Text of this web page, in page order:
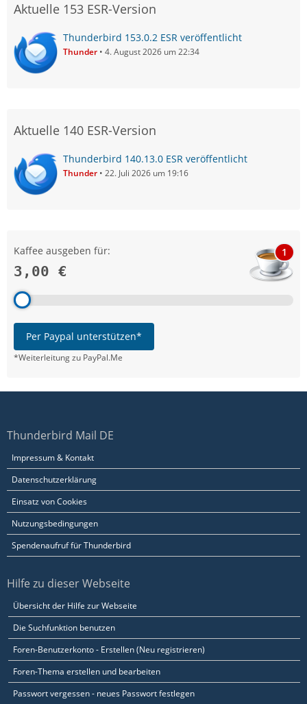
Aktuelle 153 ESR-Version
Thunderbird 153.0.2 ESR veröffentlicht
Thunder 4. August 2026 um 22:34
Aktuelle 140 ESR-Version
Thunderbird 140.13.0 ESR veröffentlicht
Thunder 22. Juli 2026 um 19:16
Kaffee ausgeben für:
3,00 €
1
Per Paypal unterstützen*
*Weiterleitung zu PayPal.Me
Thunderbird Mail DE
Impressum & Kontakt
Datenschutzerklärung
Einsatz von Cookies
Nutzungsbedingungen
Spendenaufruf für Thunderbird
Hilfe zu dieser Webseite
Übersicht der Hilfe zur Webseite
Die Suchfunktion benutzen
Foren-Benutzerkonto - Erstellen (Neu registrieren)
Foren-Thema erstellen und bearbeiten
Passwort vergessen - neues Passwort festlegen